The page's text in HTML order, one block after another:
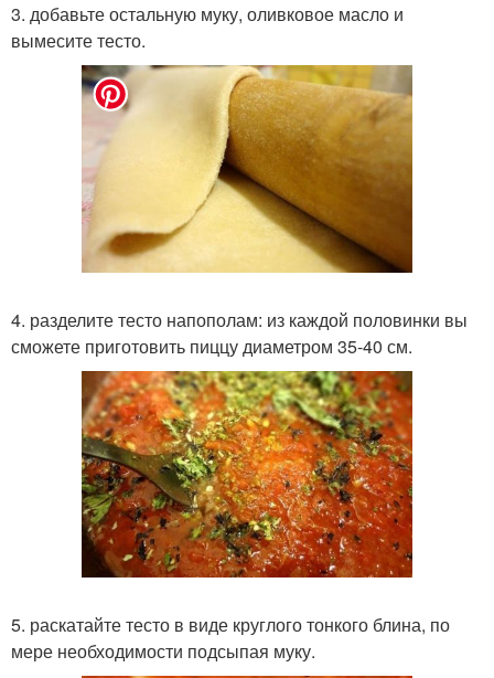
3. добавьте остальную муку, оливковое масло и
вымесите тесто.
4. разделите тесто напополам: из каждой половинки вы
сможете приготовить пиццу диаметром 35-40 см.
5. раскатайте тесто в виде круглого тонкого блина, по
мере необходимости подсыпая муку.